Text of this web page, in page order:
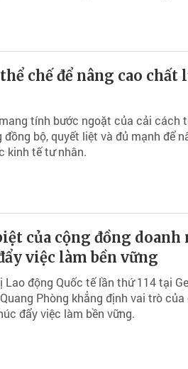
chế để nâng cao chất
tính bước ngoặt của cải cách
đồng bộ, quyết liệt và đủ mạnh để
kinh tế tư nhân.
của cộng đồng
việc làm bền vững
Lao động Quốc tế lần thứ 114 tại
Phòng khẳng định vai trò
đẩy việc làm bền vững.